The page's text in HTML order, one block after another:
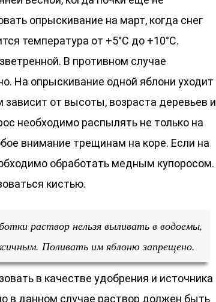
опрыскивание на март, когда снег
температура от +5°С до +10°С.
В противном случае
На опрыскивание одной яблони уходит
зависит от высоты, возраста деревьев и
необходимо распылять не только на
внимание трещинам на коре. Если на
обработать медным купоросом.
кистью.
раствор нельзя выливать в водоемы,
Поливать им яблоню запрещено.
в качестве удобрения и источника
в данном случае раствор должен быть